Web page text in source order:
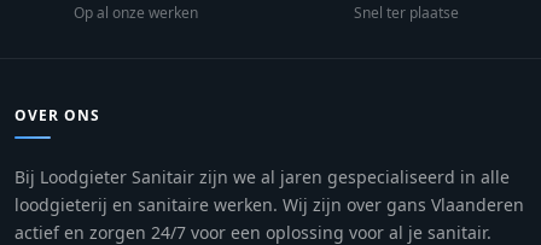
Op al onze werken Snel ter plaatse
OVER ONS
Bij Loodgieter Sanitair zijn we al jaren gespecialiseerd in alle
loodgieterij en sanitaire werken. Wij zijn over gans Vlaanderen
actief en zorgen 24/7 voor een oplossing voor al je sanitair.